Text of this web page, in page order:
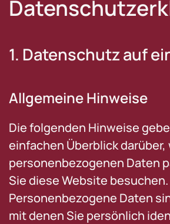
1. Datenschutz auf
Allgemeine Hinweise
Die folgenden Hinweise
einfachen Überblick darüber,
personenbezogenen Daten
Sie diese Website besuchen.
Personenbezogene Daten
mit denen Sie persönlich